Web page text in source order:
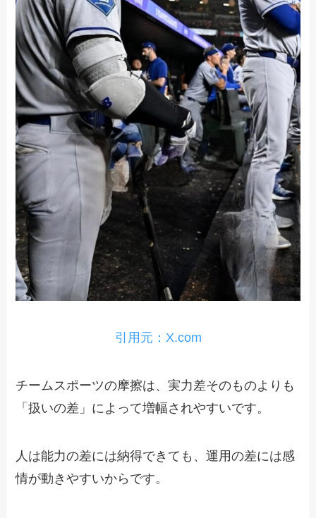
引用元：X.com
チームスポーツの摩擦は、実力差そのものよりも
「扱いの差」によって増幅されやすいです。
人は能力の差には納得できても、運用の差には感
情が動きやすいからです。